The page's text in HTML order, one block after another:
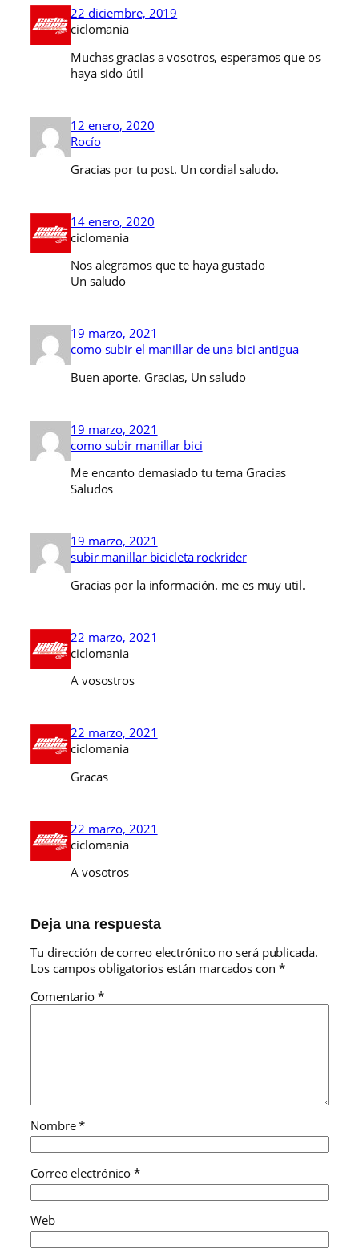
22 diciembre, 2019
ciclomania
Muchas gracias a vosotros, esperamos que os
haya sido útil
12 enero, 2020
Rocío
Gracias por tu post. Un cordial saludo.
14 enero, 2020
ciclomania
Nos alegramos que te haya gustado
Un saludo
19 marzo, 2021
como subir el manillar de una bici antigua
Buen aporte. Gracias, Un saludo
19 marzo, 2021
como subir manillar bici
Me encanto demasiado tu tema Gracias
Saludos
19 marzo, 2021
subir manillar bicicleta rockrider
Gracias por la información. me es muy util.
22 marzo, 2021
ciclomania
A vosostros
22 marzo, 2021
ciclomania
Gracas
22 marzo, 2021
ciclomania
A vosotros
Deja una respuesta
Tu dirección de correo electrónico no será publicada.
Los campos obligatorios están marcados con *
Comentario *
Nombre*
Correo electrónico*
Web